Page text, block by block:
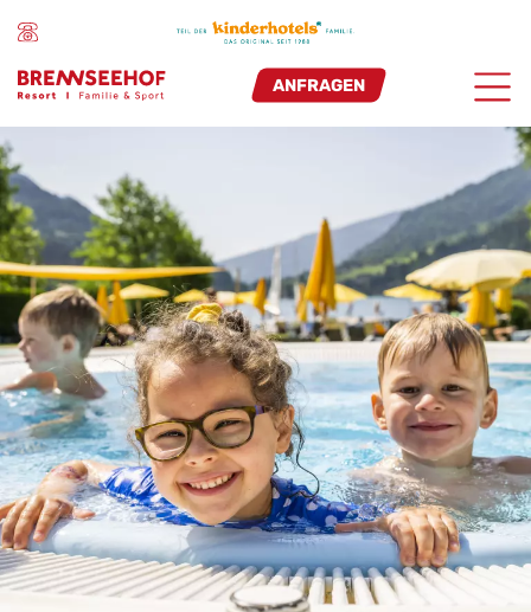
ANFRAGEN